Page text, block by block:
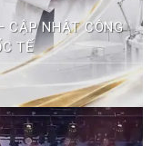
CẬP NHẬT CÔNG
TẾ